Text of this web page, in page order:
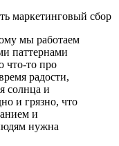
мы работаем
паттернами
что-то про
радости,
солнца и
и грязно, что
и
нужна